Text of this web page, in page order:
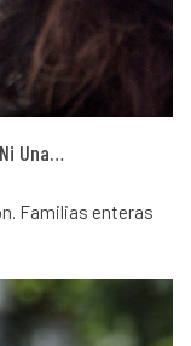
Una…
Familias enteras